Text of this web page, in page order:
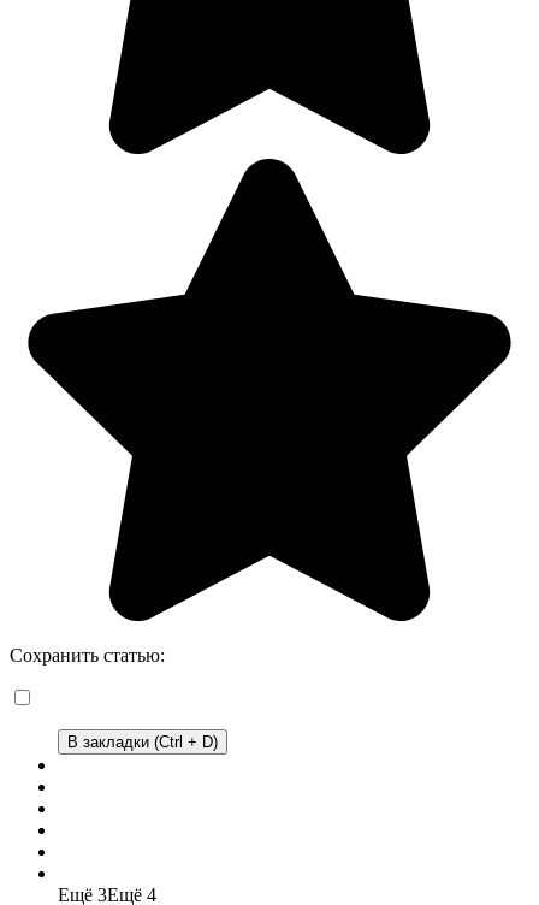
Сохранить статью:
В закладки (Ctrl + D)
Ещё 3Ещё 4